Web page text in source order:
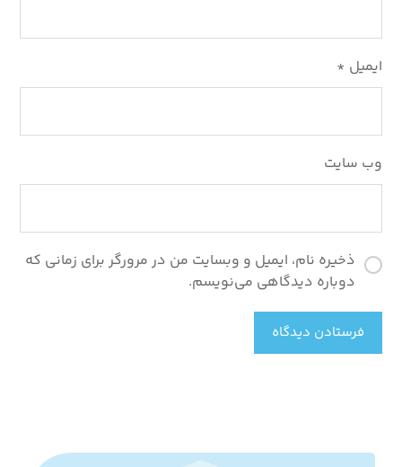
ایمیل *
وب‌ سایت
ذخیره نام، ایمیل و وبسایت من در مرورگر برای زمانی که
دوباره دیدگاهی می‌نویسم.
فرستادن دیدگاه